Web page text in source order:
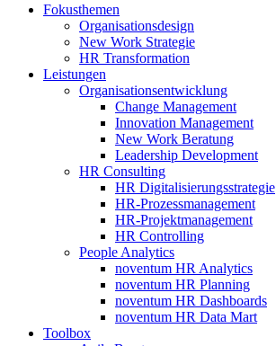
Fokusthemen
Organisationsdesign
New Work Strategie
HR Transformation
Leistungen
Organisationsentwicklung
Change Management
Innovation Management
New Work Beratung
Leadership Development
HR Consulting
HR Digitalisierungsstrategie
HR-Prozessmanagement
HR-Projektmanagement
HR Controlling
People Analytics
noventum HR Analytics
noventum HR Planning
noventum HR Dashboards
noventum HR Data Mart
Toolbox